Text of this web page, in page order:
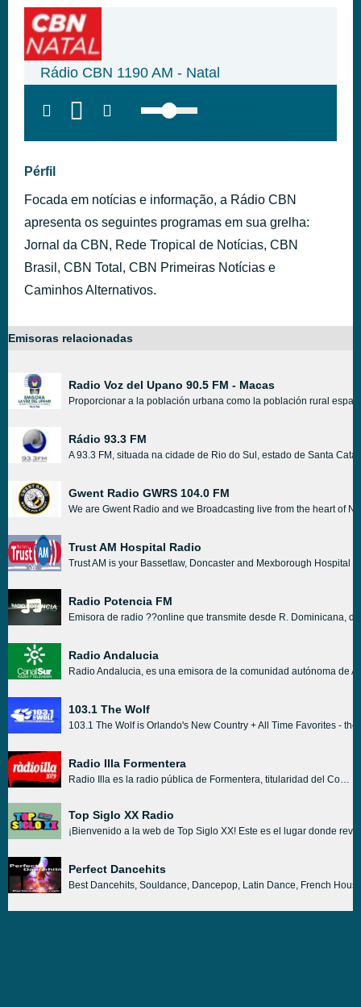
Rádio CBN 1190 AM - Natal
height:28px; background:#005f79;'
Pérfil
Focada em notícias e informação, a Rádio CBN
apresenta os seguintes programas em sua grelha:
Jornal da CBN, Rede Tropical de Notícias, CBN
Brasil, CBN Total, CBN Primeiras Notícias e
Caminhos Alternativos.
Emisoras relacionadas
Radio Voz del Upano 90.5 FM - Macas
Proporcionar a la población urbana como la población rural
Rádio 93.3 FM
A 93.3 FM, situada na cidade de Rio do Sul, estado de Santa
Gwent Radio GWRS 104.0 FM
We are Gwent Radio and we Broadcasting live from the heart of
Trust AM Hospital Radio
Trust AM is your Bassetlaw, Doncaster and Mexborough Hospital
Radio Potencia FM
Emisora de radio ??online que transmite desde R. Dominicana,
Radio Andalucia
Radio Andalucia, es una emisora de la comunidad autónoma de
103.1 The Wolf
103.1 The Wolf is Orlando's New Country + All Time Favorites -
Radio Illa Formentera
Radio Illa es la radio pública de Formentera, titularidad del Consejo Insular de Formentera y gestionada por la Asociación Cultural Audiovisual de Formentera. La emisora nació en 1986 con programas voluntarios realizados por la juventud de la isla. En los
Top Siglo XX Radio
¡Bienvenido a la web de Top Siglo XX! Este es el lugar donde
Perfect Dancehits
Best Dancehits, Souldance, Dancepop, Latin Dance, French